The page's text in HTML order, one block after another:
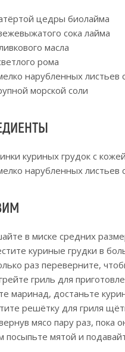
цедры биолайма
сока лайма
масла
рома
нарубленных
морской соли
куриных грудок с
нарубленных
в миске средних
куриные грудки в
раз переверните,
гриль для
маринад, достаньте
решётку для гриля
мясо пару раз, пока
посыпьте мятой и